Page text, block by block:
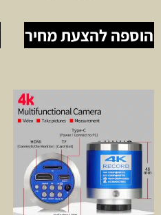
הוספה להצעת מחיר